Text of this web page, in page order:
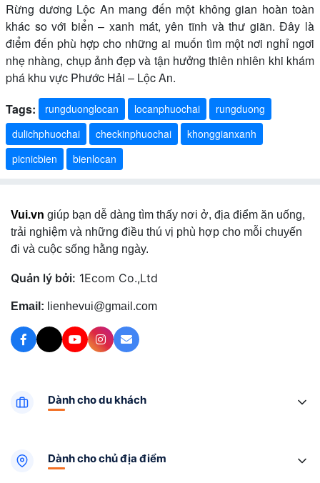
Rừng dương Lộc An mang đến một không gian hoàn toàn
khác so với biển – xanh mát, yên tĩnh và thư giãn. Đây là
điểm đến phù hợp cho những ai muốn tìm một nơi nghỉ ngơi
nhẹ nhàng, chụp ảnh đẹp và tận hưởng thiên nhiên khi khám
phá khu vực Phước Hải – Lộc An.
Tags:
rungduonglocan locanphuochai
rungduong
dulichphuochai
checkinphuochai
khonggianxanh
picnicbien
bienlocan
Vui.vn giúp bạn dễ dàng tìm thấy nơi ở, địa điểm ăn uống,
trải nghiệm và những điều thú vị phù hợp cho mỗi chuyến
đi và cuộc sống hằng ngày.
Quản lý bởi: 1Ecom Co.,Ltd
Email: lienhevui@gmail.com
Dành cho du khách
Dành cho chủ địa điểm